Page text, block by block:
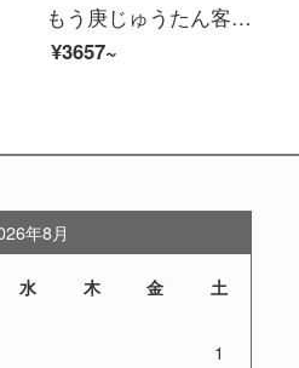
もう庚じゅうたん客間北欧軽奢簡素現代ヨーロッパ式幾何学ソファティーパッド滑り止め長方形家庭書房部屋寝室謎尚-14【新品】160 X 230 CM
¥3657~
年8月
水 木 金 土
1